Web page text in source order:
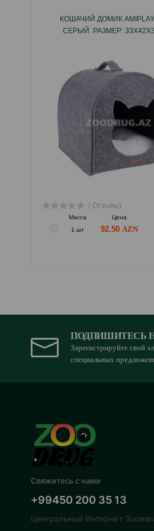
КОШАЧИЙ ДОМИК
СЕРЫЙ. РАЗМЕР:
( Отзывы)
Масса Цена
1 шт
92.50
ПОДПИШИТЕСЬ
Зарегистрируйте свой
специальных
Свяжитесь с нами
+99450 200 35 13
Центральный Интернет